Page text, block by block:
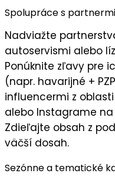
Spolupráce s partnermi
Nadviažte
autoservismi alebo
Ponúknite zľavy pre
(napr. havarijné +
influencermi z
alebo Instagrame
Zdieľajte obsah z
väčší dosah.
Sezónne a tematické